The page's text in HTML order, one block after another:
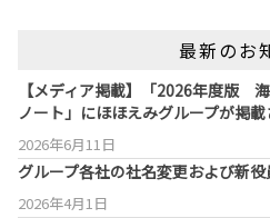
最新のお
【メディア掲載】「2026年度版
ノート」にほほえみグループが掲
2026年6月11日
グループ各社の社名変更および新
2026年4月1日